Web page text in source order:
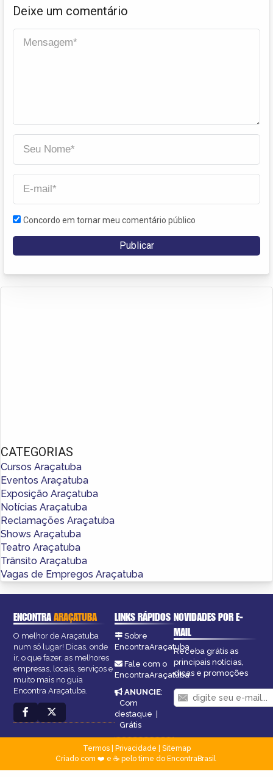
Deixe um comentário
Concordo em tornar meu comentário público
CATEGORIAS
Cursos Araçatuba
Eventos Araçatuba
Exposição Araçatuba
Notícias Araçatuba
Reclamações Araçatuba
Shows Araçatuba
Teatro Araçatuba
Trânsito Araçatuba
Vagas de Empregos Araçatuba
ENCONTRAARAÇATUBA
O melhor de Araçatuba
num só lugar! Dicas, onde
ir, o que fazer, as melhores
empresas, locais, serviços e
muito mais no guia
Encontra Araçatuba.
LINKS RÁPIDOS
Sobre
EncontraAraçatuba
Fale com o
EncontraAraçatuba
ANUNCIE:
Com
destaque
Grátis
NOVIDADES POR E-
MAIL
Receba grátis as
principais notícias,
dicas e promoções
Termos| Privacidade
Sitemap
Criado com ❤️ e ☕ pelo time do EncontraBrasil